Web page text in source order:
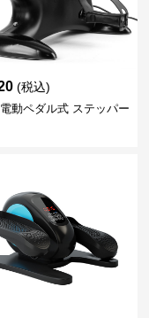
(税込)
動ペダル式 ステッパー